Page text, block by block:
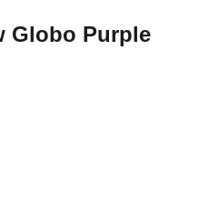
Globo Purple